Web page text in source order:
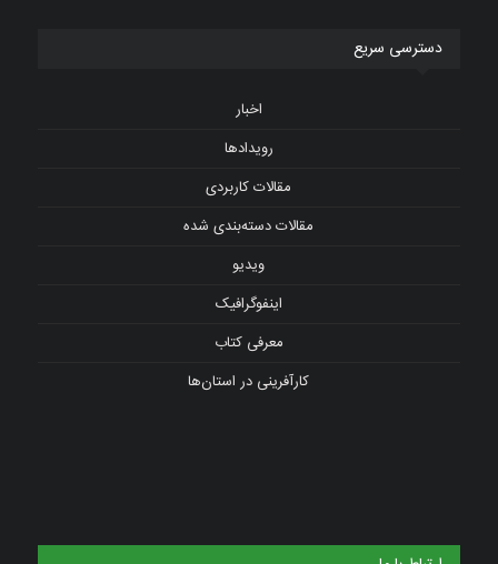
دسترسی سریع
اخبار
رویدادها
مقالات کاربردی
مقالات دسته‌بندی شده
ویدیو
اینفوگرافیک
معرفی کتاب
کارآفرینی در استان‌ها